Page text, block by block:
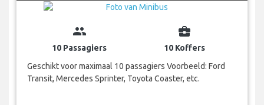
group
10 Passagiers
business_center
10 Koffers
Geschikt voor maximaal 10 passagiers Voorbeeld: Ford
Transit, Mercedes Sprinter, Toyota Coaster, etc.